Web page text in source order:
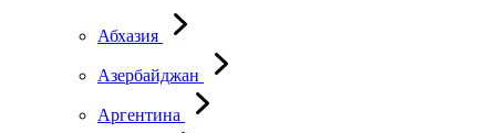
Абхазия
Азербайджан
Аргентина